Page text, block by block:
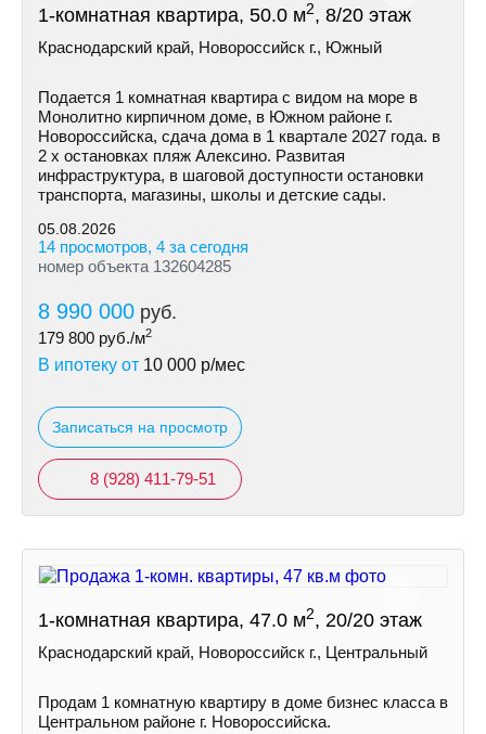
1-комнатная квартира, 50.0 м2, 8/20 этаж
Краснодарский край, Новороссийск г., Южный
Подается 1 комнатная квартира с видом на море в
Монолитно кирпичном доме, в Южном районе г.
Новороссийска, сдача дома в 1 квартале 2027 года. в
2 х остановках пляж Алексино. Развитая
инфраструктура, в шаговой доступности остановки
транспорта, магазины, школы и детские сады.
05.08.2026
14 просмотров, 4 за сегодня
номер объекта 132604285
8 990 000 руб.
179 800 руб./м2
В ипотеку от 10 000 р/мес
Записаться на просмотр
8 (928) 411-79-51
1-комнатная квартира, 47.0 м2, 20/20 этаж
Краснодарский край, Новороссийск г., Центральный
Продам 1 комнатную квартиру в доме бизнес класса в
Центральном районе г. Новороссийска.